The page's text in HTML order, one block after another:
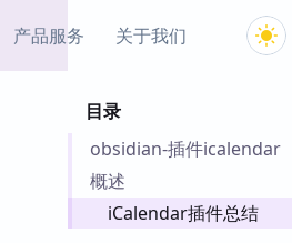
产品服务
Obsidian 教程
关于我们
目录
obsidian-插件icalendar
概述
iCalendar插件总结